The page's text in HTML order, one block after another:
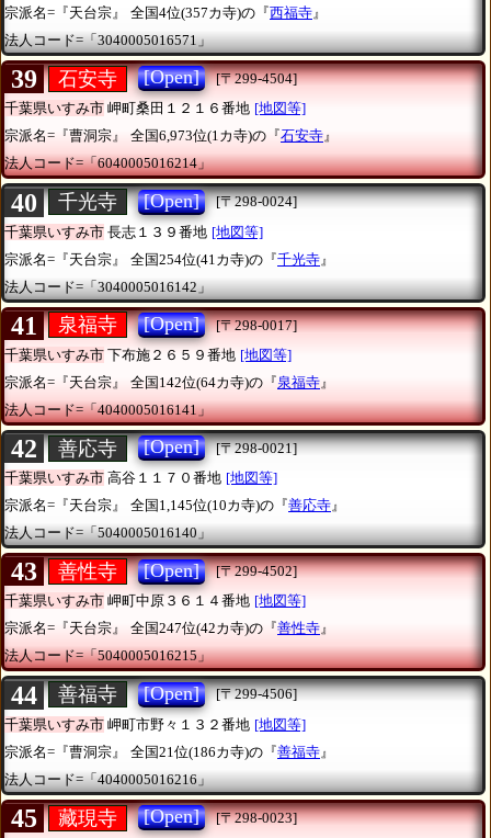
宗派名=『天台宗』
全国4位(357カ寺)の『西福寺 』
法人コード=「3040005016571」
39 石安寺 [Open]
[〒299-4504]
千葉県いすみ市 岬町桑田１２１６番地 [地図等]
宗派名=『曹洞宗』
全国6,973位(1カ寺)の『石安寺』
法人コード=「6040005016214」
40 千光寺 [Open]
[〒298-0024]
千葉県いすみ市 長志１３９番地 [地図等]
宗派名=『天台宗』
全国254位(41カ寺)の『千光寺 』
法人コード=「3040005016142」
41 泉福寺 [Open]
[〒298-0017]
千葉県いすみ市 下布施２６５９番地 [地図等]
宗派名=『天台宗』
全国142位(64カ寺)の『泉福寺 』
法人コード=「4040005016141」
42 善応寺 [Open]
[〒298-0021]
千葉県いすみ市 高谷１１７０番地 [地図等]
宗派名=『天台宗』
全国1,145位(10カ寺)の『善応寺』
法人コード=「5040005016140」
43 善性寺 [Open]
[〒299-4502]
千葉県いすみ市 岬町中原３６１４番地 [地図等]
宗派名=『天台宗』
全国247位(42カ寺)の『善性寺』
法人コード=「5040005016215」
44 善福寺 [Open]
[〒299-4506]
千葉県いすみ市 岬町市野々１３２番地 [地図等]
宗派名=『曹洞宗』
全国21位(186カ寺)の『善福寺 』
法人コード=「4040005016216」
45 藏現寺 [Open]
[〒298-0023]